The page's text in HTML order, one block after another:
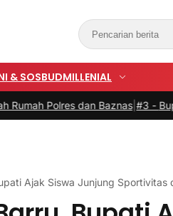
& SOSBUDMILLENIAL
dan Baznas|#3 -Bupati Barru
Ajak Siswa Junjung Sportivitas